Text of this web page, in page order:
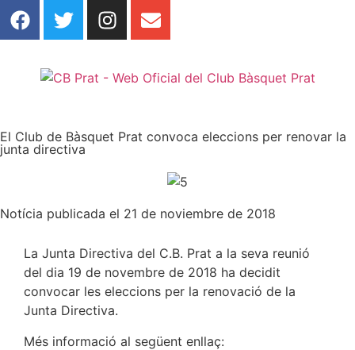
El Club de Bàsquet Prat convoca eleccions per renovar la
junta directiva
Notícia publicada el 21 de noviembre de 2018
La Junta Directiva del C.B. Prat a la seva reunió
del dia 19 de novembre de 2018 ha decidit
convocar les eleccions per la renovació de la
Junta Directiva.
Més informació al següent enllaç: